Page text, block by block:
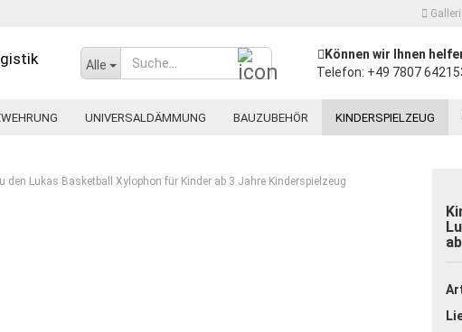
Währung auswählen
Lieferland
Konto erstellen
Passwort
Alle
Können wir Ihnen
Telefon: +49 7807
UNIVERSALDÄMMUNG BAUZUBEHÖR KINDERSPIELZEUG
den Lukas Basketball Xylophon für Kinder ab 3 Jahre Kinderspielzeug